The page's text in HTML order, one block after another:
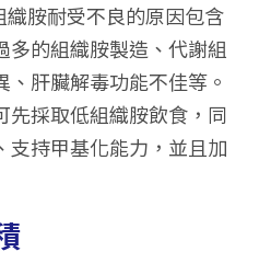
織胺耐受不良的原因包含
多的組織胺製造、代謝組
肝臟解毒功能不佳等。
先採取低組織胺飲食，同
支持甲基化能力，並且加